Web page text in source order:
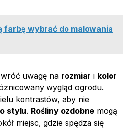
farbę wybrać do malowania
uwagę na rozmiar i kolor
wygląd ogrodu.
kontrastów, aby nie
stylu. Rośliny ozdobne mogą
miejsc, gdzie spędza się